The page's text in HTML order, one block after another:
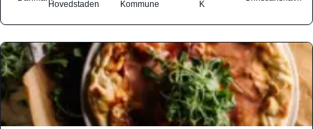
Hovedstaden Kommune K